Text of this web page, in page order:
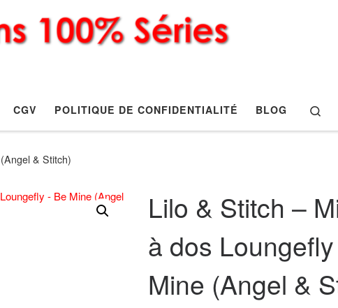
CGV POLITIQUE DE CONFIDENTIALITÉ BLOG
& Stitch)
Lilo & Stitch –
à dos
Mine (Angel &